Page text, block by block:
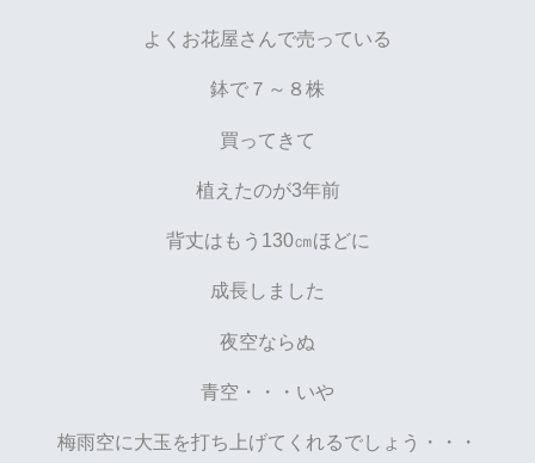
よくお花屋さんで売っている
鉢で７～８株
買ってきて
植えたのが3年前
背丈はもう130㎝ほどに
成長しました
夜空ならぬ
青空・・・いや
梅雨空に大玉を打ち上げてくれるでしょう・・・